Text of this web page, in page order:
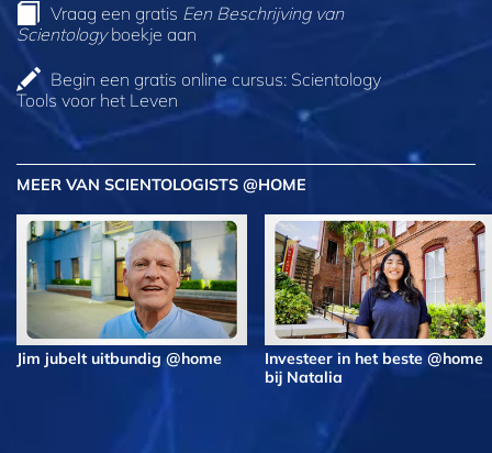
Vraag een gratis Een Beschrijving van
Scientologyboekje aan
Begin een gratis online cursus: Scientology
Tools voor het Leven
MEER VAN SCIENTOLOGISTS @HOME
Jim jubelt uitbundig @home
Investeer in het beste @home
bij Natalia